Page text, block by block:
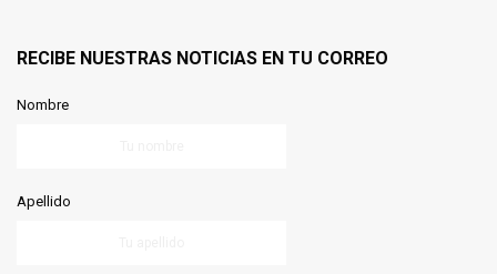
RECIBE NUESTRAS NOTICIAS EN TU CORREO
Nombre
Apellido